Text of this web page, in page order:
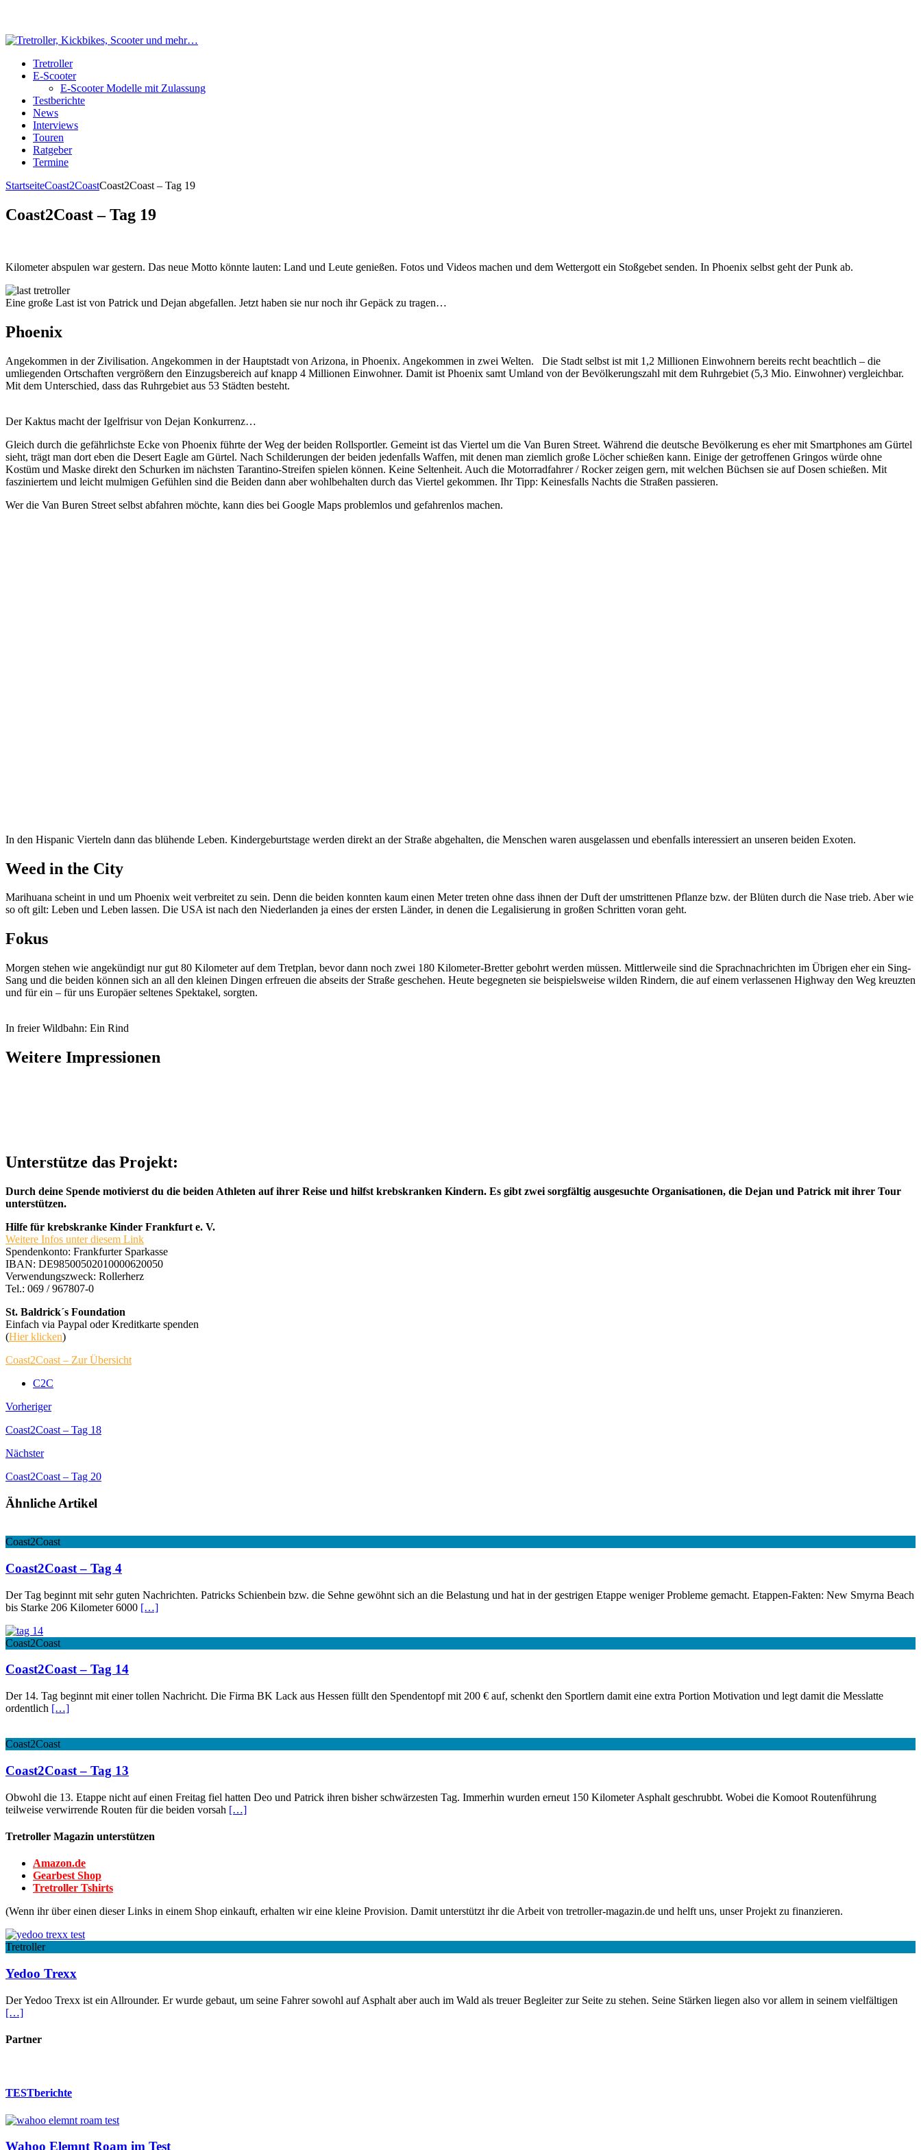
Tretroller
E-Scooter
E-Scooter Modelle mit Zulassung
Testberichte
News
Interviews
Touren
Ratgeber
Termine
StartseiteCoast2CoastCoast2Coast – Tag 19
Coast2Coast – Tag 19
Kilometer abspulen war gestern. Das neue Motto könnte lauten: Land und Leute genießen. Fotos und Videos machen und dem Wettergott ein Stoßgebet senden. In Phoenix selbst geht der Punk ab.
Eine große Last ist von Patrick und Dejan abgefallen. Jetzt haben sie nur noch ihr Gepäck zu tragen…
Phoenix
Angekommen in der Zivilisation. Angekommen in der Hauptstadt von Arizona, in Phoenix. Angekommen in zwei Welten. Die Stadt selbst ist mit 1,2 Millionen Einwohnern bereits recht beachtlich – die
umliegenden Ortschaften vergrößern den Einzugsbereich auf knapp 4 Millionen Einwohner. Damit ist Phoenix samt Umland von der Bevölkerungszahl mit dem Ruhrgebiet (5,3 Mio. Einwohner) vergleichbar.
Mit dem Unterschied, dass das Ruhrgebiet aus 53 Städten besteht.
Der Kaktus macht der Igelfrisur von Dejan Konkurrenz…
Gleich durch die gefährlichste Ecke von Phoenix führte der Weg der beiden Rollsportler. Gemeint ist das Viertel um die Van Buren Street. Während die deutsche Bevölkerung es eher mit Smartphones am Gürtel
sieht, trägt man dort eben die Desert Eagle am Gürtel. Nach Schilderungen der beiden jedenfalls Waffen, mit denen man ziemlich große Löcher schießen kann. Einige der getroffenen Gringos würde ohne
Kostüm und Maske direkt den Schurken im nächsten Tarantino-Streifen spielen können. Keine Seltenheit. Auch die Motorradfahrer / Rocker zeigen gern, mit welchen Büchsen sie auf Dosen schießen. Mit
fasziniertem und leicht mulmigen Gefühlen sind die Beiden dann aber wohlbehalten durch das Viertel gekommen. Ihr Tipp: Keinesfalls Nachts die Straßen passieren.
Wer die Van Buren Street selbst abfahren möchte, kann dies bei Google Maps problemlos und gefahrenlos machen.
In den Hispanic Vierteln dann das blühende Leben. Kindergeburtstage werden direkt an der Straße abgehalten, die Menschen waren ausgelassen und ebenfalls interessiert an unseren beiden Exoten.
Weed in the City
Marihuana scheint in und um Phoenix weit verbreitet zu sein. Denn die beiden konnten kaum einen Meter treten ohne dass ihnen der Duft der umstrittenen Pflanze bzw. der Blüten durch die Nase trieb. Aber wie
so oft gilt: Leben und Leben lassen. Die USA ist nach den Niederlanden ja eines der ersten Länder, in denen die Legalisierung in großen Schritten voran geht.
Fokus
Morgen stehen wie angekündigt nur gut 80 Kilometer auf dem Tretplan, bevor dann noch zwei 180 Kilometer-Bretter gebohrt werden müssen. Mittlerweile sind die Sprachnachrichten im Übrigen eher ein Sing-
Sang und die beiden können sich an all den kleinen Dingen erfreuen die abseits der Straße geschehen. Heute begegneten sie beispielsweise wilden Rindern, die auf einem verlassenen Highway den Weg kreuzten
und für ein – für uns Europäer seltenes Spektakel, sorgten.
In freier Wildbahn: Ein Rind
Weitere Impressionen
Unterstütze das Projekt:
Durch deine Spende motivierst du die beiden Athleten auf ihrer Reise und hilfst krebskranken Kindern. Es gibt zwei sorgfältig ausgesuchte Organisationen, die Dejan und Patrick mit ihrer Tour
unterstützen.
Hilfe für krebskranke Kinder Frankfurt e. V.
Weitere Infos unter diesem Link
Spendenkonto: Frankfurter Sparkasse
IBAN: DE98500502010000620050
Verwendungszweck: Rollerherz
Tel.: 069 / 967807-0
St. Baldrick´s Foundation
Einfach via Paypal oder Kreditkarte spenden
(Hier klicken)
Coast2Coast – Zur Übersicht
C2C
Vorheriger
Coast2Coast – Tag 18
Nächster
Coast2Coast – Tag 20
Ähnliche Artikel
Coast2Coast
Coast2Coast – Tag 4
Der Tag beginnt mit sehr guten Nachrichten. Patricks Schienbein bzw. die Sehne gewöhnt sich an die Belastung und hat in der gestrigen Etappe weniger Probleme gemacht. Etappen-Fakten: New Smyrna Beach
bis Starke 206 Kilometer 6000 […]
Coast2Coast
Coast2Coast – Tag 14
Der 14. Tag beginnt mit einer tollen Nachricht. Die Firma BK Lack aus Hessen füllt den Spendentopf mit 200 € auf, schenkt den Sportlern damit eine extra Portion Motivation und legt damit die Messlatte
ordentlich […]
Coast2Coast
Coast2Coast – Tag 13
Obwohl die 13. Etappe nicht auf einen Freitag fiel hatten Deo und Patrick ihren bisher schwärzesten Tag. Immerhin wurden erneut 150 Kilometer Asphalt geschrubbt. Wobei die Komoot Routenführung
teilweise verwirrende Routen für die beiden vorsah […]
Tretroller Magazin unterstützen
Amazon.de
Gearbest Shop
Tretroller Tshirts
(Wenn ihr über einen dieser Links in einem Shop einkauft, erhalten wir eine kleine Provision. Damit unterstützt ihr die Arbeit von tretroller-magazin.de und helft uns, unser Projekt zu finanzieren.
Tretroller
Yedoo Trexx
Der Yedoo Trexx ist ein Allrounder. Er wurde gebaut, um seine Fahrer sowohl auf Asphalt aber auch im Wald als treuer Begleiter zur Seite zu stehen. Seine Stärken liegen also vor allem in seinem vielfältigen
[…]
Partner
TESTberichte
Wahoo Elemnt Roam im Test